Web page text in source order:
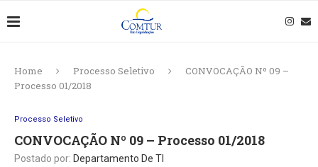
Home Processo Seletivo
CONVOCAÇÃO Nº 09 –
Processo 01/2018
Processo Seletivo
CONVOCAÇÃO Nº 09 – Processo 01/2018
Postado por: Departamento De TI